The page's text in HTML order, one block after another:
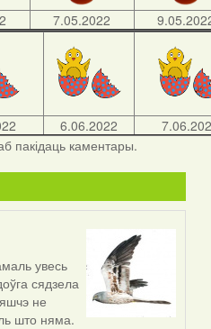
7.05.2022
6.06.2022
пакідаць каментары.
увесь
сядзела
не
што няма.